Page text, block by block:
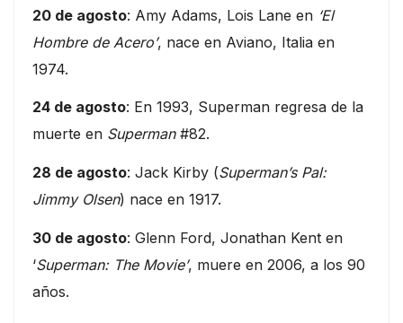
20 de agosto: Amy Adams, Lois Lane en ‘El
Hombre de Acero’, nace en Aviano, Italia en
1974.
24 de agosto: En 1993, Superman regresa de la
muerte en Superman#82.
28 de agosto: Jack Kirby (Superman’s Pal:
Jimmy Olsen) nace en 1917.
30 de agosto: Glenn Ford, Jonathan Kent en
‘Superman: The Movie’, muere en 2006, a los 90
años.